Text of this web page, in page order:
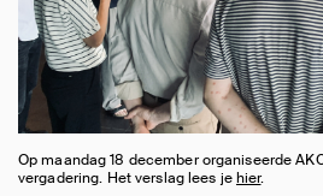
Op maandag 18 december organiseerde
vergadering. Het verslag lees jehier.